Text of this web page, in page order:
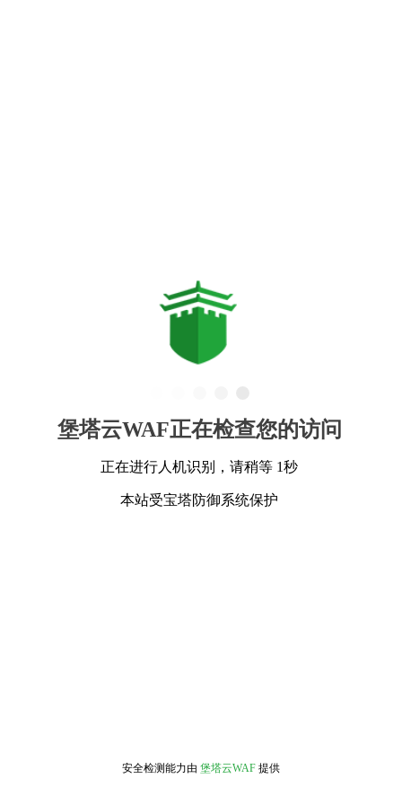
堡塔云WAF正在检查您的访问
正在进行人机识别，请稍等 1秒
本站受宝塔防御系统保护
安全检测能力由 堡塔云WAF 提供